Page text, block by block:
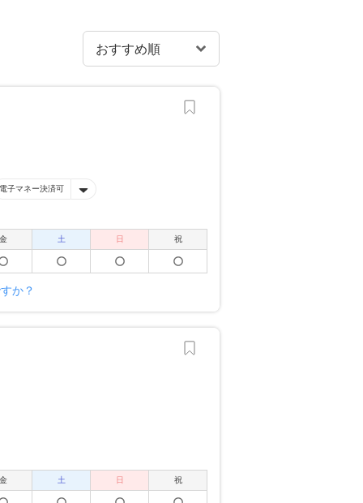
電子マネー決済可
土 日 祝
か？
土 日 祝